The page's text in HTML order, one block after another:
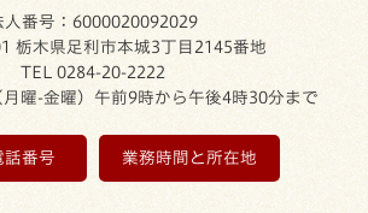
人番号：6000020092029
栃木県足利市本城3丁目2145番地
TEL 0284-20-2222
曜-金曜）午前9時から午後4時30分まで
話番号 業務時間と所在地